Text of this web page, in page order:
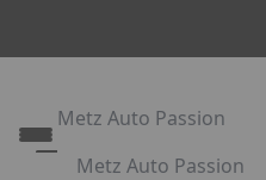
Metz Auto Passion
Metz Auto Passion